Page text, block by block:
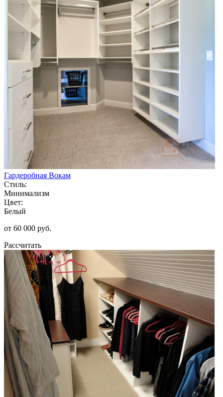
Гардеробная Вокам
Стиль:
Минимализм
Цвет:
Белый
от 60 000 руб.
Рассчитать